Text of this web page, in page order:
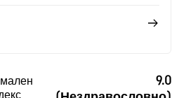
9.0